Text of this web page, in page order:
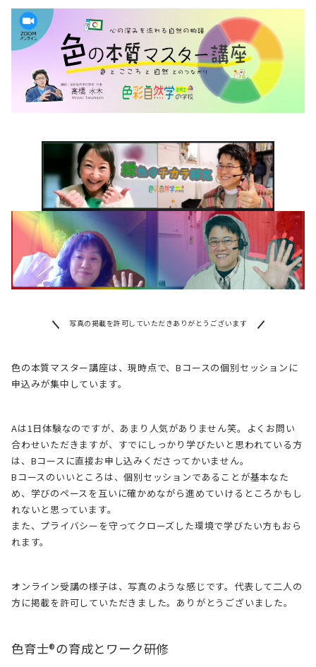
写真の掲載を許可していただきありがとうございます
色の本質マスター講座は、現時点で、Bコースの個別セッションに
申込みが集中しています。
Aは1日体験なのですが、あまり人気がありません笑。よくお問い
合わせいただきますが、すでにしっかり学びたいと思われている方
は、Bコースに直接お申し込みくださってかいません。
Bコースのいいところは、個別セッションであることが基本なた
め、学びのペースを互いに確かめながら進めていけるところかもし
れないと思っています。
また、プライバシーを守ってクローズした環境で学びたい方もおら
れます。
オンライン受講の様子は、写真のような感じです。代表して二人の
方に掲載を許可していただきました。ありがとうございました。
色育士®の育成とワーク研修